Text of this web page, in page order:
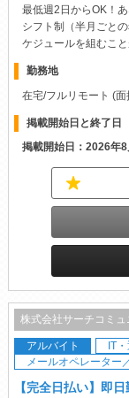
最低週2日からOK！
シフト制（半月ごと
ケジュールを組むこ
勤務地
在宅/フルリモート (
掲載開始日と終了日
掲載開始日：2026年
株式会社サーチコミュ
アルバイト
IT
メールオペレーター
【完全日払い】即